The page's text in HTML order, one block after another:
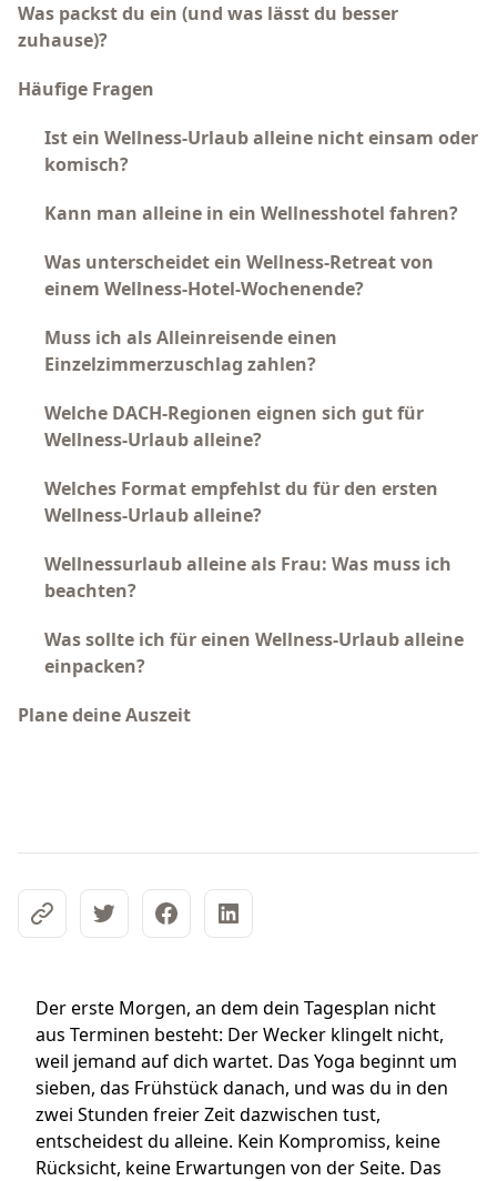
Was packst du ein (und was lässt du besser
zuhause)?
Häufige Fragen
Ist ein Wellness-Urlaub alleine nicht einsam oder
komisch?
Kann man alleine in ein Wellnesshotel fahren?
Was unterscheidet ein Wellness-Retreat von
einem Wellness-Hotel-Wochenende?
Muss ich als Alleinreisende einen
Einzelzimmerzuschlag zahlen?
Welche DACH-Regionen eignen sich gut für
Wellness-Urlaub alleine?
Welches Format empfehlst du für den ersten
Wellness-Urlaub alleine?
Wellnessurlaub alleine als Frau: Was muss ich
beachten?
Was sollte ich für einen Wellness-Urlaub alleine
einpacken?
Plane deine Auszeit
Der erste Morgen, an dem dein Tagesplan nicht
aus Terminen besteht: Der Wecker klingelt nicht,
weil jemand auf dich wartet. Das Yoga beginnt um
sieben, das Frühstück danach, und was du in den
zwei Stunden freier Zeit dazwischen tust,
entscheidest du alleine. Kein Kompromiss, keine
Rücksicht, keine Erwartungen von der Seite. Das